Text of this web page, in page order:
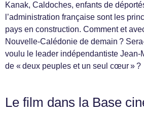
Kanak, Caldoches, enfants de
l’administration française sont les
pays en construction. Comment et
Nouvelle-Calédonie de demain ?
voulu le leader indépendantiste Jean-
de « deux peuples et un seul cœur » ?
Le film dans la Base